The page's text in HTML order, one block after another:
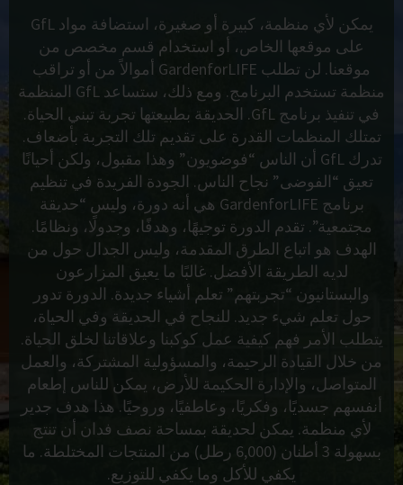
يمكن لأي منظمة، كبيرة أو صغيرة، استضافة مواد GfL
على موقعها الخاص، أو استخدام قسم مخصص من
موقعنا. لن تطلب GardenforLIFE أموالاً من أو تراقب
منظمة تستخدم البرنامج. ومع ذلك، ستساعد GfL المنظمة
في تنفيذ برنامج GfL. الحديقة بطبيعتها تجربة تبني الحياة.
تمتلك المنظمات القدرة على تقديم تلك التجربة بأضعاف.
تدرك GfL أن الناس “فوضويون” وهذا مقبول، ولكن أحيانًا
تعيق “الفوضى” نجاح الناس. الجودة الفريدة في تنظيم
برنامج GardenforLIFE هي أنه دورة، وليس “حديقة
مجتمعية”. تقدم الدورة توجيهًا، وهدفًا، وجدولًا، ونظامًا.
الهدف هو اتباع الطرق المقدمة، وليس الجدال حول من
لديه الطريقة الأفضل. غالبًا ما يعيق المزارعون
والبستانيون “تجربتهم” تعلم أشياء جديدة. الدورة تدور
حول تعلم شيء جديد. للنجاح في الحديقة وفي الحياة،
يتطلب الأمر فهم كيفية عمل كوكبنا وعلاقاتنا لخلق الحياة.
من خلال القيادة الرحيمة، والمسؤولية المشتركة، والعمل
المتواصل، والإدارة الحكيمة للأرض، يمكن للناس إطعام
أنفسهم جسديًا، وفكريًا، وعاطفيًا، وروحيًا. هذا هدف جدير
لأي منظمة. يمكن لحديقة بمساحة نصف فدان أن تنتج
بسهولة 3 أطنان (6,000 رطل) من المنتجات المختلطة. ما
يكفي للأكل وما يكفي للتوزيع.